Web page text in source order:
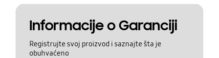
Informacije o Garanciji
Registrujte svoj proizvod i saznajte šta je
obuhvaćeno